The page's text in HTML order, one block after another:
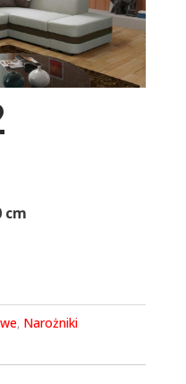
cm
, Narożniki